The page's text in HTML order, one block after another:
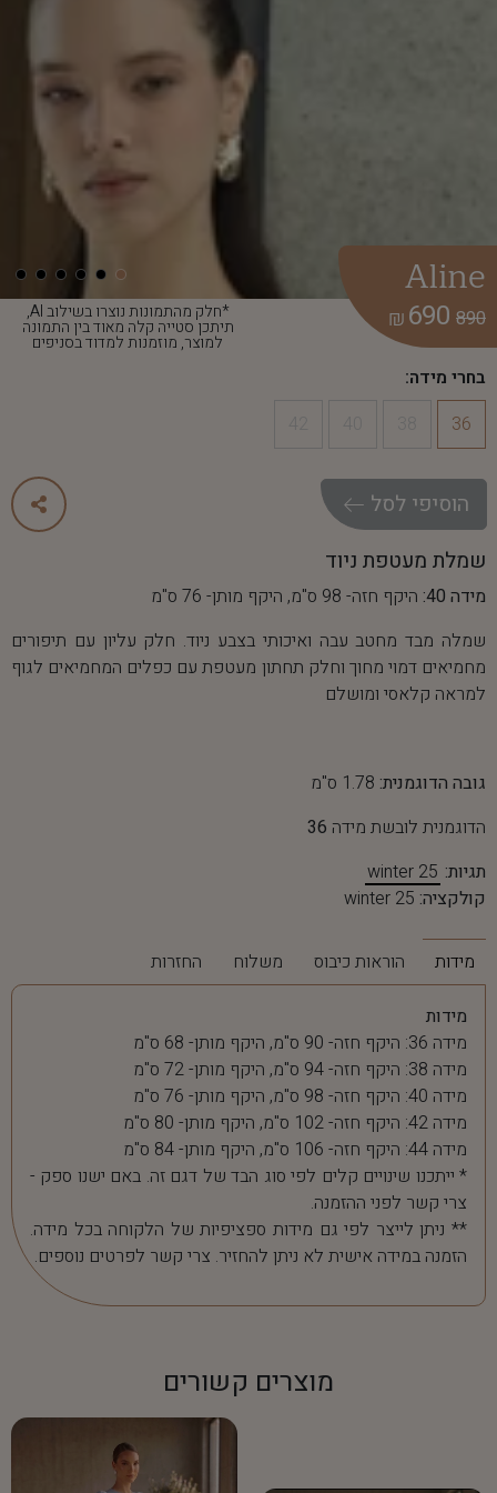
*חלק מהתמונות נוצרו בשילוב AI,
תיתכן סטייה קלה מאוד בין התמונה
למוצר, מוזמנות למדוד בסניפים
Aline
890
690
₪
בחרי מידה:
36
הוסיפי לסל
שמלת מעטפת ניוד
מידה 40:
היקף חזה- 98 ס"מ, היקף מותן- 76 ס"מ
שמלה מבד מחטב עבה ואיכותי בצבע ניוד. חלק עליון עם תיפורים
מחמיאים דמוי מחוך וחלק תחתון מעטפת עם כפלים המחמיאים לגוף
למראה קלאסי ומושלם
גובה הדוגמנית: 1.78 ס"מ
הדוגמנית לובשת מידה 36
תגיות: winter 25
קולקציה: winter 25
מידות הוראות כיבוס משלוח החזרות
מידות
מידה 36: היקף חזה- 90 ס"מ, היקף מותן- 68 ס"מ
מידה 38: היקף חזה- 94 ס"מ, היקף מותן- 72 ס"מ
מידה 40: היקף חזה- 98 ס"מ, היקף מותן- 76 ס"מ
מידה 42: היקף חזה- 102 ס"מ, היקף מותן- 80 ס"מ
מידה 44: היקף חזה- 106 ס"מ, היקף מותן- 84 ס"מ
* ייתכנו שינויים קלים לפי סוג הבד של דגם זה. באם ישנו ספק -
צרי קשר לפני ההזמנה.
** ניתן לייצר לפי גם מידות ספציפיות של הלקוחה בכל מידה.
הזמנה במידה אישית לא ניתן להחזיר. צרי קשר לפרטים נוספים.
מוצרים קשורים